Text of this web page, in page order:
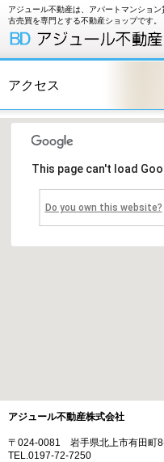
アジュール不動産は、アパートマンショ
古売買を専門とする不動産ショップです。
アクセス
This page can't load
Do you own this website?
アジュール不動産株式会社
〒024-0081 岩手県北上市有田町
TEL.0197-72-7250